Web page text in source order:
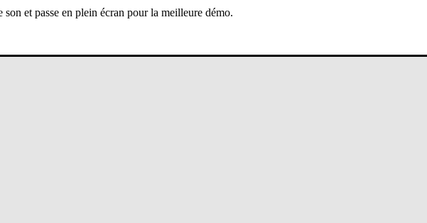
son et passe en plein écran pour la meilleure démo.